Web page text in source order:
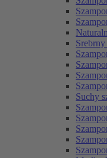
Srebrny
Suchy